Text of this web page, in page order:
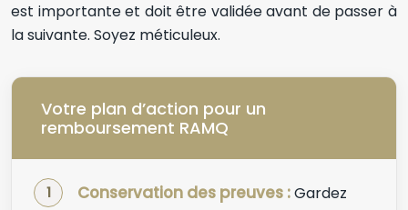
est importante et doit être validée avant de passer à
la suivante. Soyez méticuleux.
Votre plan d’action pour un
remboursement RAMQ
Conservation des preuves :Gardez